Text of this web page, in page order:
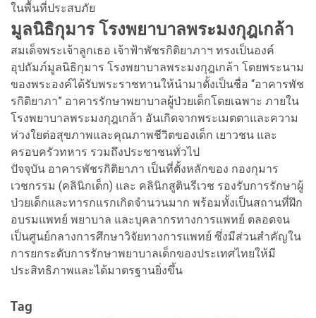
ในพื้นที่ประสบภัย
มูลนิธิกุมาร โรงพยาบาลพระมงกุฎเกล้า
สมเด็จพระเจ้าลูกเธอ เจ้าฟ้าพัชรกิติยาภาฯ ทรงเป็นองค์
อุปถัมภ์มูลนิธิกุมาร โรงพยาบาลพระมงกุฎเกล้า โดยพระนาม
ของพระองค์ได้รับพระราชทานให้นำมาตั้งเป็นชื่อ “อาคารพัช
รกิติยาภา” อาคารรักษาพยาบาลผู้ป่วยเด็กโดยเฉพาะ ภายใน
โรงพยาบาลพระมงกุฎเกล้า อันเกิดจากพระเมตตาและความ
ห่วงใยต่อสุขภาพและคุณภาพชีวิตของเด็ก เยาวชน และ
ครอบครัวทหาร รวมถึงประชาชนทั่วไป
ปัจจุบัน อาคารพัชรกิติยาภา เป็นที่ตั้งหลักของ กองกุมาร
เวชกรรม (คลินิกเด็ก) และ คลินิกสูตินรีเวช รองรับการรักษาผู้
ป่วยเด็กและทารกแรกเกิดจำนวนมาก พร้อมทั้งเป็นสถานที่ฝึก
อบรมแพทย์ พยาบาล และบุคลากรทางการแพทย์ ตลอดจน
เป็นศูนย์กลางการศึกษาวิจัยทางการแพทย์ ซึ่งมีส่วนสำคัญใน
การยกระดับการรักษาพยาบาลเด็กของประเทศไทยให้มี
ประสิทธิภาพและได้มาตรฐานยิ่งขึ้น
Tag